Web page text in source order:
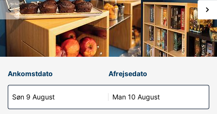
Ankomstdato
Søn 9 August
Afrejsedato
Man 10 August